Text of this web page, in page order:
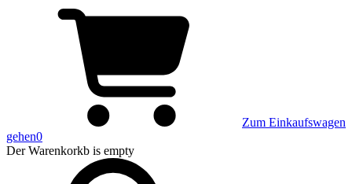
Zum Einkaufswagen
gehen0
Der Warenkorkb is empty